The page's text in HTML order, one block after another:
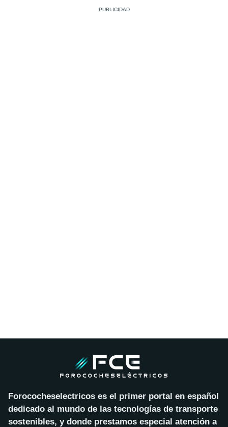
Forococheselectricos es el primer portal en español
dedicado al mundo de las tecnologías de transporte
sostenibles, y donde prestamos especial atención a